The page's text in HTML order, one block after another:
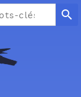
search